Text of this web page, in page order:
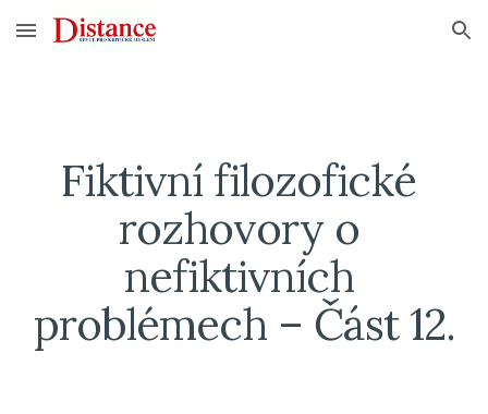
Skip to main content Skip to navigation
Fiktivní filozofické
rozhovory o
nefiktivních
problémech – Část 12.